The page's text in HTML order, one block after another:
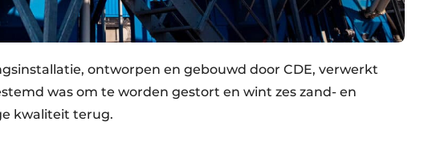
ontworpen en gebouwd door CDE, verwerkt
was om te worden gestort en wint zes zand- en
kwaliteit terug.